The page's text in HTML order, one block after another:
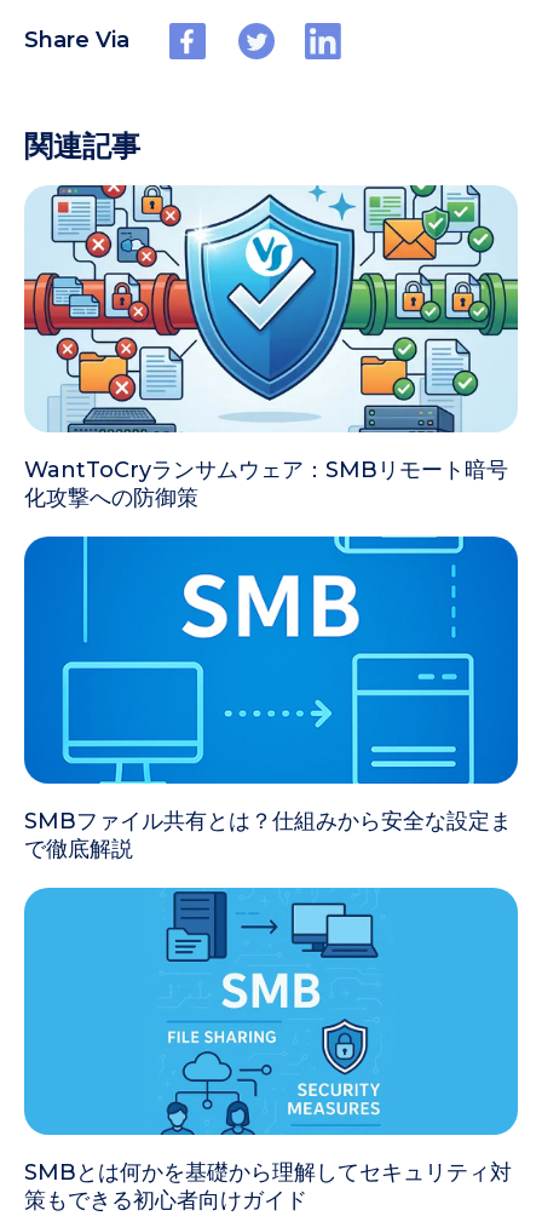
Share Via
関連記事
WantToCryランサムウェア：SMBリモート暗号
化攻撃への防御策
SMBファイル共有とは？仕組みから安全な設定ま
で徹底解説
SMBとは何かを基礎から理解してセキュリティ対
策もできる初心者向けガイド